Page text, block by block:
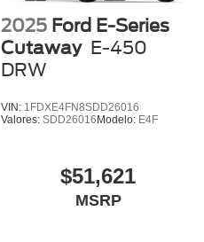
2025 Ford E-Series
Cutaway E-450
DRW
VIN: 1FDXE4FN8SDD26016
Valores: SDD26016 Modelo: E4F
$51,621
MSRP